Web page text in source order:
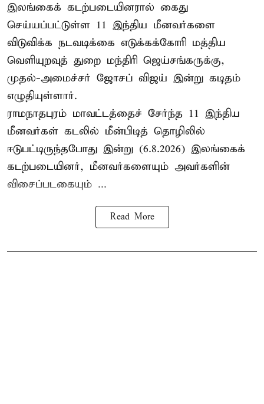
இலங்கைக் கடற்படையினரால் கைது
செய்யப்பட்டுள்ள 11 இந்திய மீனவர்களை
விடுவிக்க நடவடிக்கை எடுக்கக்கோரி மத்திய
வெளியுறவுத் துறை மந்திரி ஜெய்சங்கருக்கு,
முதல்-அமைச்சர் ஜோசப் விஜய் இன்று கடிதம்
எழுதியுள்ளார்.
ராமநாதபுரம் மாவட்டத்தைச் சேர்ந்த 11 இந்திய
மீனவர்கள் கடலில் மீன்பிடித் தொழிலில்
ஈடுபட்டிருந்தபோது இன்று (6.8.2026) இலங்கைக்
கடற்படையினர், மீனவர்களையும் அவர்களின்
விசைப்படகையும் ...
Read More